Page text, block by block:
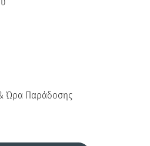
Ώρα Παράδοσης